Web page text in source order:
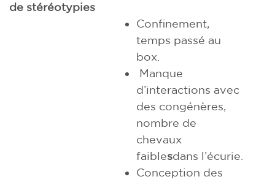
de stéréotypies
Confinement,
temps passé au
box.
Manque
d’interactions avec
des congénères,
nombre de
chevaux
faiblesdans l’écurie.
Conception des